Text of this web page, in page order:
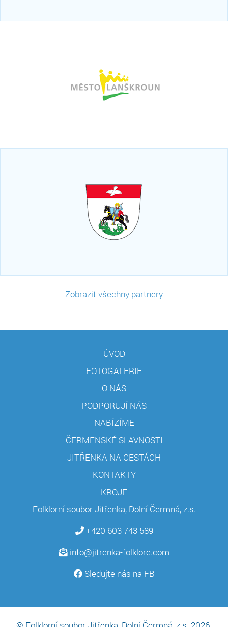
Zobrazit všechny partnery
ÚVOD
FOTOGALERIE
O NÁS
PODPORUJÍ NÁS
NABÍZÍME
ČERMENSKÉ SLAVNOSTI
JITŘENKA NA CESTÁCH
KONTAKTY
KROJE
Folklorní soubor Jitřenka, Dolní Čermná, z.s.
+420 603 743 589
info@jitrenka-folklore.com
Sledujte nás na FB